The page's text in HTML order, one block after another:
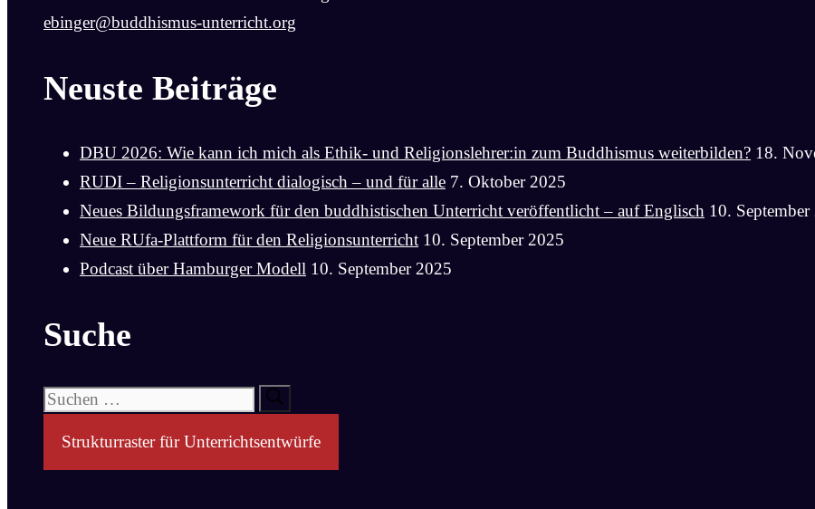
ebinger@buddhismus-unterricht.org
Neuste Beiträge
DBU 2026: Wie kann ich mich als Ethik- und Religionslehrer:in zum Buddhismus weiterbilden? 18.
RUDI – Religionsunterricht dialogisch – und für alle 7. Oktober 2025
Neues Bildungsframework für den buddhistischen Unterricht veröffentlicht – auf Englisch 10. September
Neue RUfa-Plattform für den Religionsunterricht 10. September 2025
Podcast über Hamburger Modell 10. September 2025
Suche
Suchen
Strukturraster für Unterrichtsentwürfe